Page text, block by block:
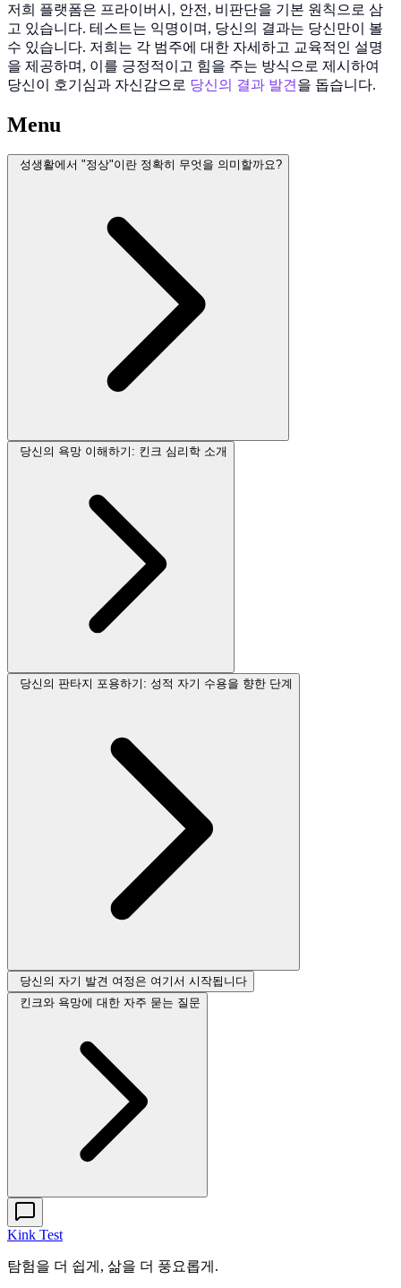
저희 플랫폼은 프라이버시, 안전, 비판단을 기본 원칙으로 삼
고 있습니다. 테스트는 익명이며, 당신의 결과는 당신만이 볼
수 있습니다. 저희는 각 범주에 대한 자세하고 교육적인 설명
을 제공하며, 이를 긍정적이고 힘을 주는 방식으로 제시하여
당신이 호기심과 자신감으로 당신의 결과 발견 을 돕습니다.
Menu
성생활에서 "정상"이란 정확히 무엇을 의미할까요?
당신의 욕망 이해하기: 킨크 심리학 소개
당신의 판타지 포용하기: 성적 자기 수용을 향한 단계
당신의 자기 발견 여정은 여기서 시작됩니다
킨크와 욕망에 대한 자주 묻는 질문
Kink Test
탐험을 더 쉽게, 삶을 더 풍요롭게.